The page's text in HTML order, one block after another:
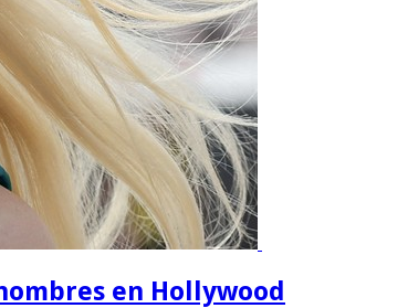
en Hollywood